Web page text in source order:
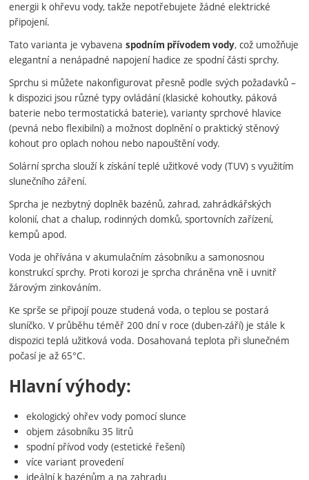
energii k ohřevu vody, takže nepotřebujete žádné elektrické
připojení.
Tato varianta je vybavenaspodním přívodem vody, což umožňuje
elegantní a nenápadné napojení hadice ze spodní části sprchy.
Sprchu si můžete nakonfigurovat přesně podle svých požadavků –
k dispozici jsou různé typy ovládání (klasické kohoutky, páková
baterie nebo termostatická baterie), varianty sprchové hlavice
(pevná nebo flexibilní) a možnost doplnění o praktický stěnový
kohout pro oplach nohou nebo napouštění vody.
Solární sprcha slouží k získání teplé užitkové vody (TUV) s využitím
slunečního záření.
Sprcha je nezbytný doplněk bazénů, zahrad, zahrádkářských
kolonií, chat a chalup, rodinných domků, sportovních zařízení,
kempů apod.
Voda je ohřívána v akumulačním zásobníku a samonosnou
konstrukcí sprchy. Proti korozi je sprcha chráněna vně i uvnitř
žárovým zinkováním.
Ke sprše se připojí pouze studená voda, o teplou se postará
sluníčko. V průběhu téměř 200 dní v roce (duben-září) je stále k
dispozici teplá užitková voda. Dosahovaná teplota při slunečném
počasí je až 65°C.
Hlavní výhody:
ekologický ohřev vody pomocí slunce
objem zásobníku 35 litrů
spodní přívod vody (estetické řešení)
více variant provedení
ideální k bazénům a na zahradu